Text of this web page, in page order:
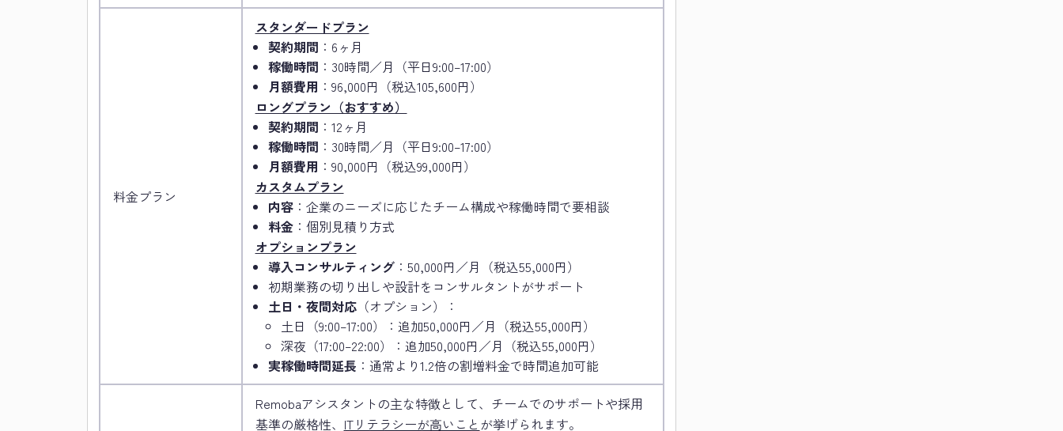
料金プラン
スタンダードプラン
契約期間 ：6ヶ月
稼働時間 ：30時間／月（平日9:00–17:00）
月額費用 ：96,000円（税込105,600円）
ロングプラン（おすすめ）
契約期間 ：12ヶ月
稼働時間 ：30時間／月（平日9:00–17:00）
月額費用 ：90,000円（税込99,000円）
カスタムプラン
内容：企業のニーズに応じたチーム構成や稼働時間で要相談
料金：個別見積り方式
オプションプラン
導入コンサルティング：50,000円／月（税込55,000円）
初期業務の切り出しや設計をコンサルタントがサポート
土日・夜間対応（オプション）：
土日（9:00–17:00）：追加50,000円／月（税込55,000円）
深夜（17:00–22:00）：追加50,000円／月（税込55,000円）
実稼働時間延長 ：通常より1.2倍の割増料金で時間追加可能
Remobaアシスタントの主な特徴として、チームでのサポートや採用
基準の厳格性、 ITリテラシーが高いこと が挙げられます。